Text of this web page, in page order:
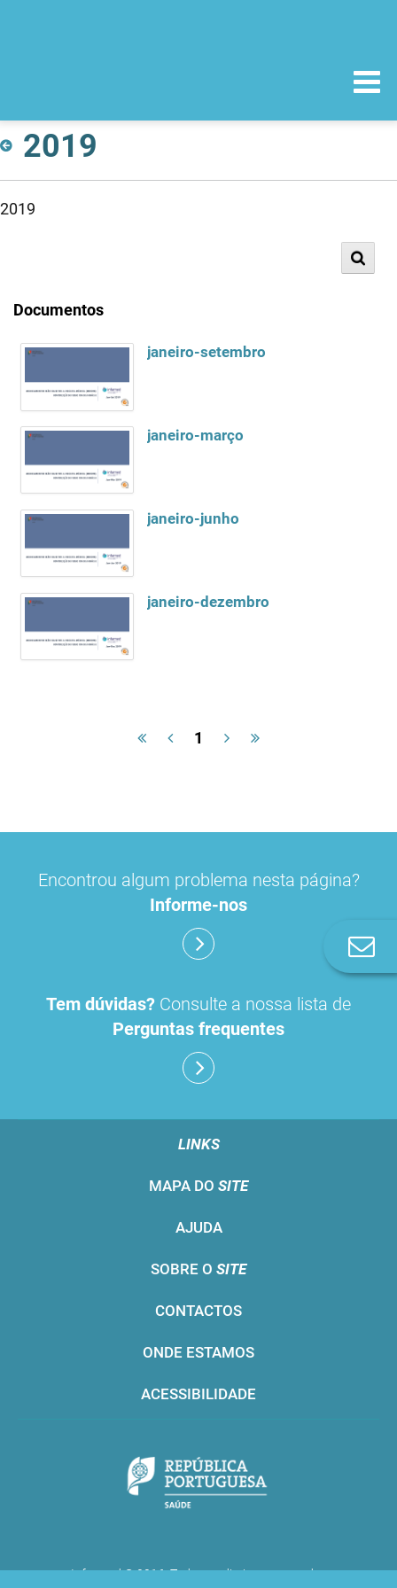
2019
2019
Documentos
janeiro-setembro
janeiro-março
janeiro-junho
janeiro-dezembro
1
Encontrou algum problema nesta página?
Informe-nos
Tem dúvidas? Consulte a nossa lista de
Perguntas frequentes
LINKS
MAPA DO SITE
AJUDA
SOBRE O SITE
CONTACTOS
ONDE ESTAMOS
ACESSIBILIDADE
Infarmed © 2016. Todos os direitos reservados